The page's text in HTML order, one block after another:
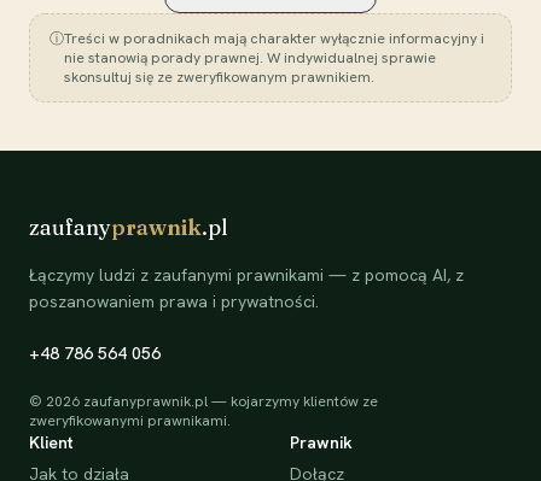
ⓘTreści w poradnikach mają charakter wyłącznie informacyjny i
nie stanowią porady prawnej. W indywidualnej sprawie
skonsultuj się ze zweryfikowanym prawnikiem.
zaufanyprawnik.pl
Łączymy ludzi z zaufanymi prawnikami — z pomocą AI, z
poszanowaniem prawa i prywatności.
+48 786 564 056
© 2026 zaufanyprawnik.pl — kojarzymy klientów ze
zweryfikowanymi prawnikami.
Klient
Jak to działa
Prawnik
Dołącz